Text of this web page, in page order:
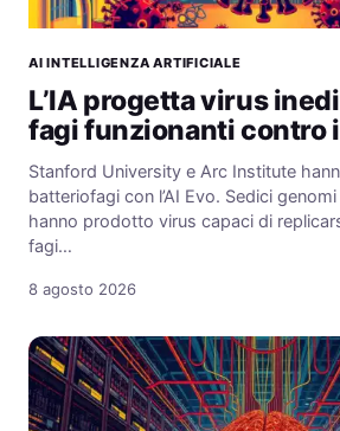
AI INTELLIGENZA ARTIFICIALE
L’IA progetta virus
fagi funzionanti contro
Stanford University e Arc Institute
batteriofagi con l’AI Evo. Sedici
hanno prodotto virus capaci di
fagi…
8 agosto 2026